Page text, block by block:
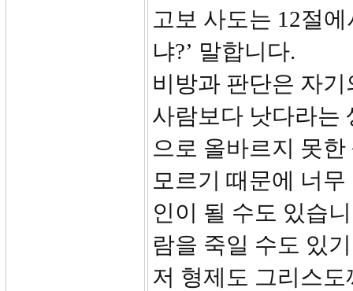
고보 사도는 12절
냐?’ 말합니다.
비방과 판단은 자
사람보다 낫다라는
으로 올바르지 못
모르기 때문에 너
인이 될 수도 있습
람을 죽일 수도 있
저 형제도 그리스